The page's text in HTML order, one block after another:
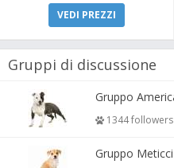
VEDI PREZZI
Gruppi di discussione
1344 followers
Gruppo Meticci